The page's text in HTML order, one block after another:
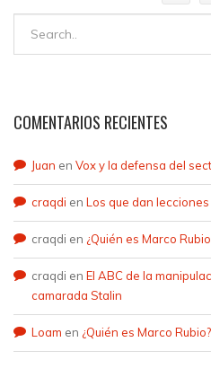
COMENTARIOS RECIENTES
Juan en Vox y la defensa del
craqdi en Los que dan lecciones
craqdi en ¿Quién es Marco
craqdi en El ABC de la
camarada Stalin
Loam en ¿Quién es Marco Rubio?